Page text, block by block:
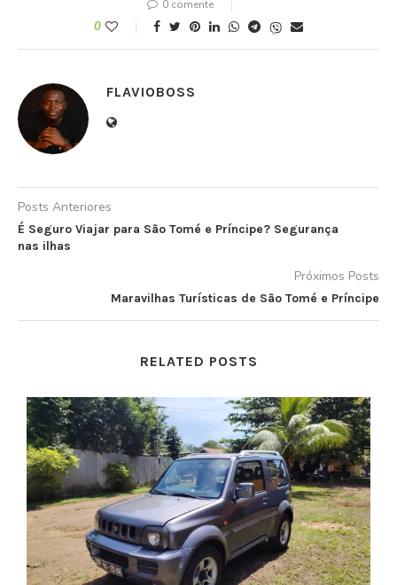
0 comente
0
FLAVIOBOSS
Posts Anteriores
É Seguro Viajar para São Tomé e Príncipe? Segurança
nas ilhas
Próximos Posts
Maravilhas Turísticas de São Tomé e Príncipe
RELATED POSTS